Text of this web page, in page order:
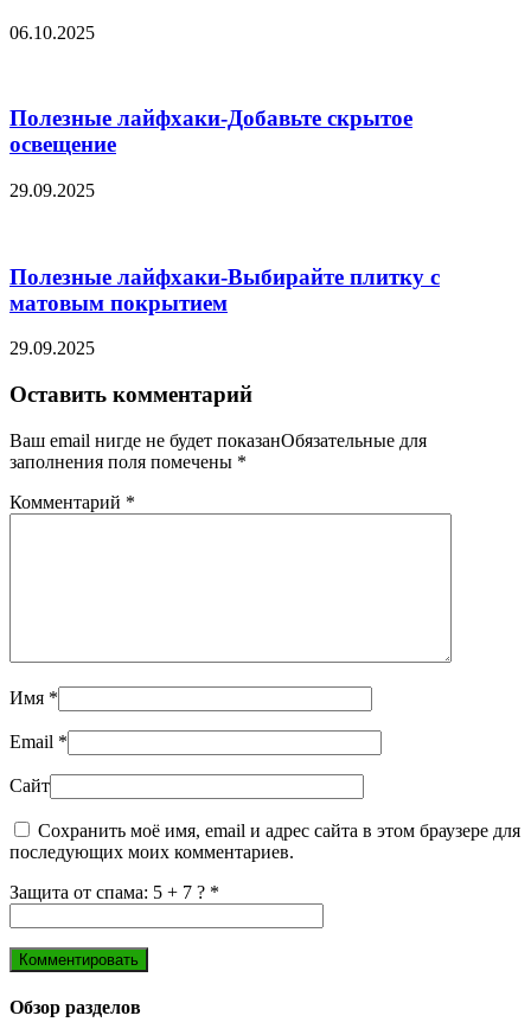
06.10.2025
Полезные лайфхаки-Добавьте скрытое
освещение
29.09.2025
Полезные лайфхаки-Выбирайте плитку с
матовым покрытием
29.09.2025
Оставить комментарий
Ваш email нигде не будет показанОбязательные для
заполнения поля помечены *
Комментарий *
Имя *
Email *
Сайт
Сохранить моё имя, email и адрес сайта в этом браузере для
последующих моих комментариев.
Защита от спама: 5 + 7 ? *
Обзор разделов